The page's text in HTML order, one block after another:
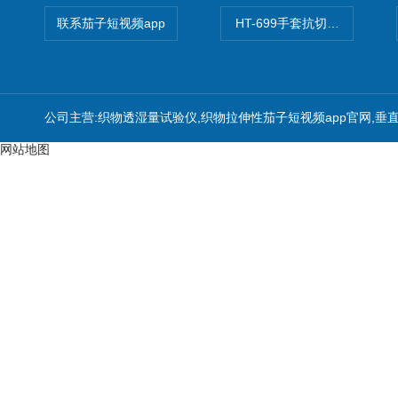
联系茄子短视频app HT-699手套抗切割性能茄子
公司主营:织物透湿量试验仪,织物拉伸性茄子短视频app官网,垂
网站地图